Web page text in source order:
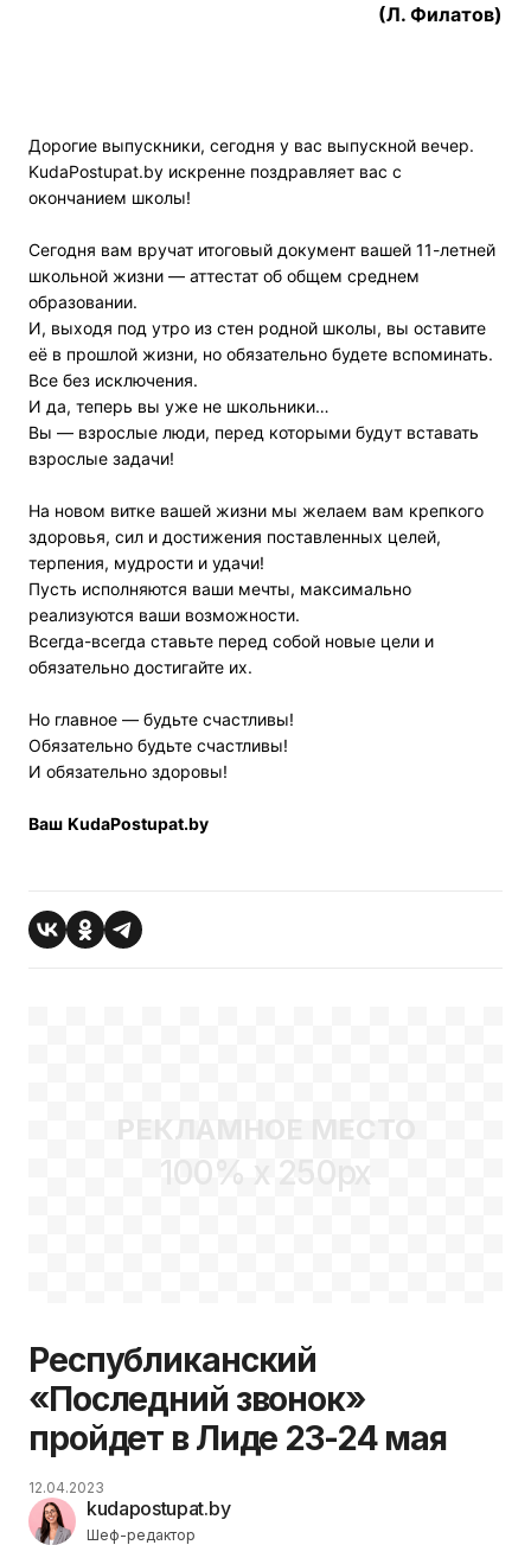
(Л. Филатов)
Дорогие выпускники, сегодня у вас выпускной вечер.
KudaPostupat.by искренне поздравляет вас с
окончанием школы!
Сегодня вам вручат итоговый документ вашей 11-летней
школьной жизни — аттестат об общем среднем
образовании.
И, выходя под утро из стен родной школы, вы оставите
её в прошлой жизни, но обязательно будете вспоминать.
Все без исключения.
И да, теперь вы уже не школьники…
Вы — взрослые люди, перед которыми будут вставать
взрослые задачи!
На новом витке вашей жизни мы желаем вам крепкого
здоровья, сил и достижения поставленных целей,
терпения, мудрости и удачи!
Пусть исполняются ваши мечты, максимально
реализуются ваши возможности.
Всегда-всегда ставьте перед собой новые цели и
обязательно достигайте их.
Но главное — будьте счастливы!
Обязательно будьте счастливы!
И обязательно здоровы!
Ваш KudaPostupat.by
РЕКЛАМНОЕ МЕСТО
100% x 250px
Республиканский
«Последний звонок»
пройдет в Лиде 23-24 мая
kudapostupat.by
Шеф-редактор
12.04.2023